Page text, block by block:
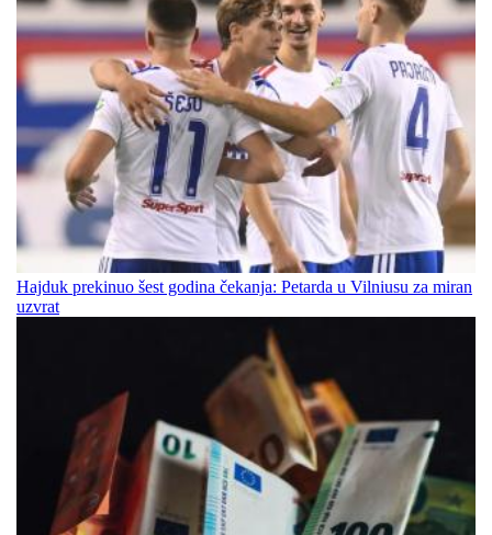
Hajduk prekinuo šest godina čekanja: Petarda u Vilniusu za miran
uzvrat